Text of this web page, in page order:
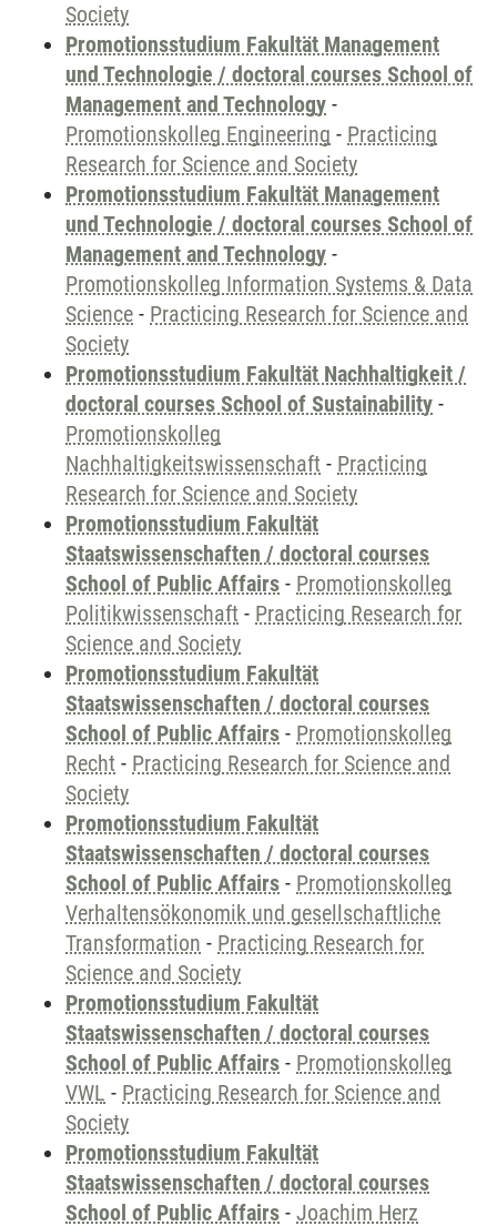
Society
Promotionsstudium Fakultät Management
und Technologie / doctoral courses School of
Management and Technology -
Promotionskolleg Engineering - Practicing
Research for Science and Society
Promotionsstudium Fakultät Management
und Technologie / doctoral courses School of
Management and Technology -
Promotionskolleg Information Systems & Data
Science - Practicing Research for Science and
Society
Promotionsstudium Fakultät Nachhaltigkeit /
doctoral courses School of Sustainability -
Promotionskolleg
Nachhaltigkeitswissenschaft - Practicing
Research for Science and Society
Promotionsstudium Fakultät
Staatswissenschaften / doctoral courses
School of Public Affairs - Promotionskolleg
Politikwissenschaft - Practicing Research for
Science and Society
Promotionsstudium Fakultät
Staatswissenschaften / doctoral courses
School of Public Affairs - Promotionskolleg
Recht - Practicing Research for Science and
Society
Promotionsstudium Fakultät
Staatswissenschaften / doctoral courses
School of Public Affairs - Promotionskolleg
Verhaltensökonomik und gesellschaftliche
Transformation - Practicing Research for
Science and Society
Promotionsstudium Fakultät
Staatswissenschaften / doctoral courses
School of Public Affairs - Promotionskolleg
VWL - Practicing Research for Science and
Society
Promotionsstudium Fakultät
Staatswissenschaften / doctoral courses
School of Public Affairs - Joachim Herz